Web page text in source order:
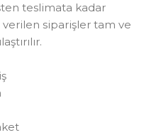
teslimata kadar
siparişler tam ve